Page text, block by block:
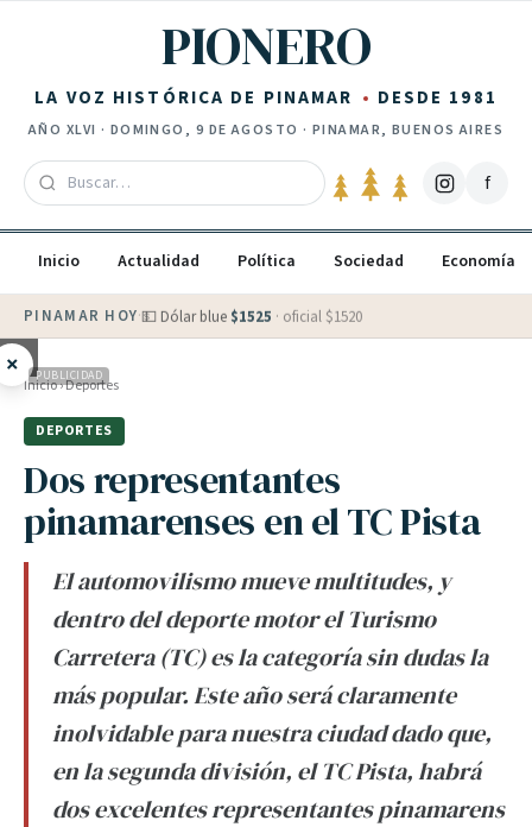
PIONERO
LA VOZ HISTÓRICA DE PINAMAR DESDE 1981
AÑO XLVI · DOMINGO, 9 DE AGOSTO · PINAMAR, BUENOS AIRES
f
Inicio Actualidad Política Sociedad Economía
PINAMAR HOY·💵 Dólar blue $1525 · oficial $1520
× PUBLICIDAD
Inicio›Deportes
DEPORTES
Dos representantes
pinamarenses en el TC Pista
El automovilismo mueve multitudes, y
dentro del deporte motor el Turismo
Carretera (TC) es la categoría sin dudas la
más popular. Este año será claramente
inolvidable para nuestra ciudad dado que,
en la segunda división, el TC Pista, habrá
dos excelentes representantes pinamarens